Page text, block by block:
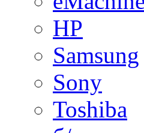
HP
Samsung
Sony
Toshiba